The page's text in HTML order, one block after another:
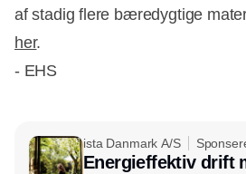
af stadig flere bæredygtige
her.
- EHS
ista Danmark A/S
Energieffektiv drift